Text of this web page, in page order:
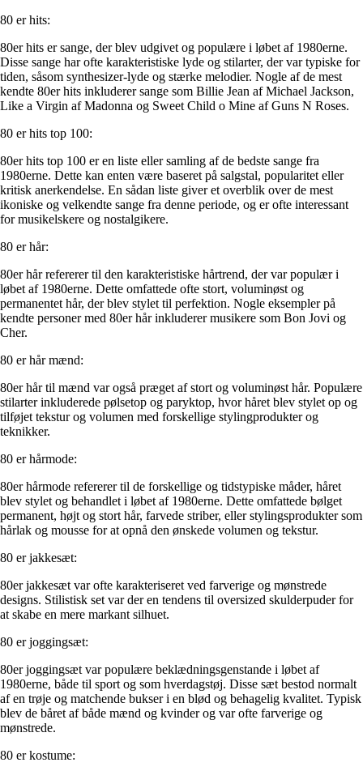
80 er hits:
80er hits er sange, der blev udgivet og populære i løbet af 1980erne.
Disse sange har ofte karakteristiske lyde og stilarter, der var typiske for
tiden, såsom synthesizer-lyde og stærke melodier. Nogle af de mest
kendte 80er hits inkluderer sange som Billie Jean af Michael Jackson,
Like a Virgin af Madonna og Sweet Child o Mine af Guns N Roses.
80 er hits top 100:
80er hits top 100 er en liste eller samling af de bedste sange fra
1980erne. Dette kan enten være baseret på salgstal, popularitet eller
kritisk anerkendelse. En sådan liste giver et overblik over de mest
ikoniske og velkendte sange fra denne periode, og er ofte interessant
for musikelskere og nostalgikere.
80 er hår:
80er hår refererer til den karakteristiske hårtrend, der var populær i
løbet af 1980erne. Dette omfattede ofte stort, voluminøst og
permanentet hår, der blev stylet til perfektion. Nogle eksempler på
kendte personer med 80er hår inkluderer musikere som Bon Jovi og
Cher.
80 er hår mænd:
80er hår til mænd var også præget af stort og voluminøst hår. Populære
stilarter inkluderede pølsetop og paryktop, hvor håret blev stylet op og
tilføjet tekstur og volumen med forskellige stylingprodukter og
teknikker.
80 er hårmode:
80er hårmode refererer til de forskellige og tidstypiske måder, håret
blev stylet og behandlet i løbet af 1980erne. Dette omfattede bølget
permanent, højt og stort hår, farvede striber, eller stylingsprodukter som
hårlak og mousse for at opnå den ønskede volumen og tekstur.
80 er jakkesæt:
80er jakkesæt var ofte karakteriseret ved farverige og mønstrede
designs. Stilistisk set var der en tendens til oversized skulderpuder for
at skabe en mere markant silhuet.
80 er joggingsæt:
80er joggingsæt var populære beklædningsgenstande i løbet af
1980erne, både til sport og som hverdagstøj. Disse sæt bestod normalt
af en trøje og matchende bukser i en blød og behagelig kvalitet. Typisk
blev de båret af både mænd og kvinder og var ofte farverige og
mønstrede.
80 er kostume: